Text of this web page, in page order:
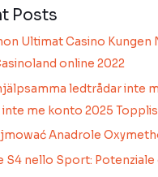
Posts
Ultimat Casino Kungen
online 2022
ledtrådar inte
inte me konto 2025
Anadrole
S4 nello Sport: Potenziale